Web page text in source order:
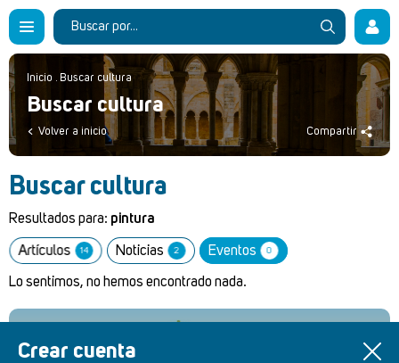
Crear cuenta
Inicio . Buscar cultura
Buscar cultura
Volver a inicio Compartir
Buscar cultura
Resultados para: pintura
Artículos 14 Noticias 2 Eventos 0
Lo sentimos, no hemos encontrado nada.